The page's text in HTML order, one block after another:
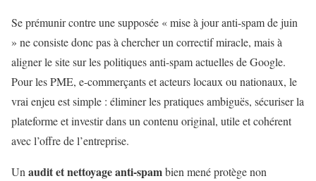
Se prémunir contre une supposée « mise à jour anti-spam de juin
» ne consiste donc pas à chercher un correctif miracle, mais à
aligner le site sur les politiques anti-spam actuelles de Google.
Pour les PME, e-commerçants et acteurs locaux ou nationaux, le
vrai enjeu est simple : éliminer les pratiques ambiguës, sécuriser la
plateforme et investir dans un contenu original, utile et cohérent
avec l’offre de l’entreprise.
Un audit et nettoyage anti-spambien mené protège non